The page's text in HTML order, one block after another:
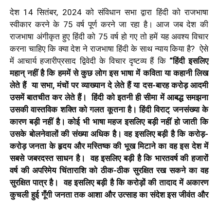
देश 14 सितंबर, 2024 को संविधान सभा द्वारा हिंदी को राजभाषा
स्वीकार करने के 75 वर्ष पूर्ण करने जा रहा है। आज जब देश की
राजभाषा अंगीकृत हुए हिंदी को 75 वर्ष हो गए तो हमें यह अवश्य विचार
करना चाहिए कि क्या देश ने राजभाषा हिंदी के साथ न्याय किया है? ऐसे
में आचार्य हजारीप्रसाद द्विवेदी के विचार दृष्टव्य हैं कि“हिंदी इसलिए
महान् नहीं है कि हममें से कुछ लोग इस भाषा में कविता या कहानी लिख
लेते हैं या सभा, मंचों पर व्याख्यान दे लेते हैं या दस-बारह करोड़ आदमी
उसमें बातचीत कर लेते हैं। हिंदी को इतनी ही सीमा में आबद्ध समझना
उसकी वास्तविक शक्ति को गलत कूतना है। हिंदी विराट् जनसंख्या के
कारण बड़ी नहीं है। कोई भी भाषा महज इसलिए बड़ी नहीं हो जाती कि
उसके बोलनेवालों की संख्या अधिक है। वह इसलिए बड़ी है कि करोड़-
करोड़ जनता के हृदय और मस्तिष्क की भूख मिटाने का वह इस देश में
सबसे जबरदस्त साधन है। वह इसलिए बड़ी है कि भारतवर्ष की हजारों
वर्ष की अपरिमेय चिंताराशि को ठीक-ठीक सुरक्षित रख सकने का वह
सुरक्षित पात्र है। वह इसलिए बड़ी है कि करोड़ों की तादाद में अकारण
कुचली हुई गूँगी जनता तक आशा और उत्साह का संदेश इस जीवंत और